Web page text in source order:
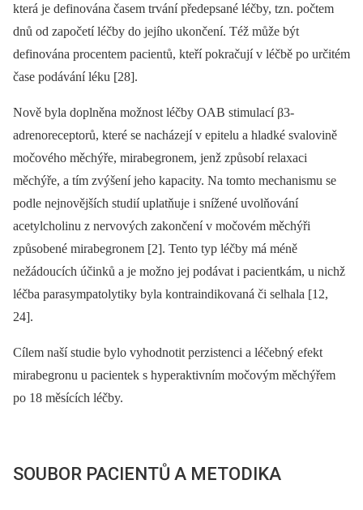
která je definována časem trvání předepsané léčby, tzn. počtem
dnů od započetí léčby do jejího ukončení. Též může být
definována procentem pacientů, kteří pokračují v léčbě po určitém
čase podávání léku [28].
Nově byla doplněna možnost léčby OAB stimulací β3-
adrenoreceptorů, které se nacházejí v epitelu a hladké svalovině
močového měchýře, mirabegronem, jenž způsobí relaxaci
měchýře, a tím zvýšení jeho kapacity. Na tomto mechanismu se
podle nejnovějších studií uplatňuje i snížené uvolňování
acetylcholinu z nervových zakončení v močovém měchýři
způsobené mirabegronem [2]. Tento typ léčby má méně
nežádoucích účinků a je možno jej podávat i pacientkám, u nichž
léčba parasympatolytiky byla kontraindikovaná či selhala [12,
24].
Cílem naší studie bylo vyhodnotit perzistenci a léčebný efekt
mirabegronu u pacientek s hyperaktivním močovým měchýřem
po 18 měsících léčby.
SOUBOR PACIENTŮ A METODIKA